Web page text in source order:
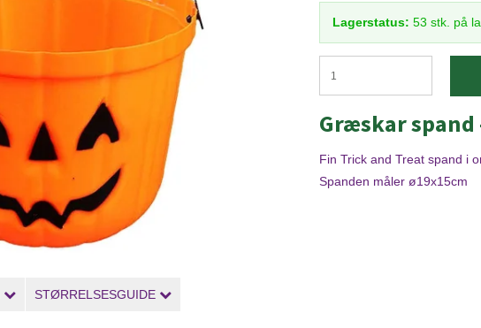
STØRRELSESGUIDE
Lagerstatus: 53 stk. på
Græskar
Fin Trick and Treat spand i
Spanden måler ø19x15cm